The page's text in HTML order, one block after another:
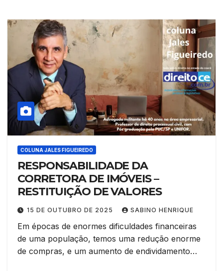
COLUNA JALES FIGUEIREDO
RESPONSABILIDADE DA
CORRETORA DE IMÓVEIS –
RESTITUIÇÃO DE VALORES
15 DE OUTUBRO DE 2025 SABINO HENRIQUE
Em épocas de enormes dificuldades financeiras
de uma população, temos uma redução enorme
de compras, e um aumento de endividamento…